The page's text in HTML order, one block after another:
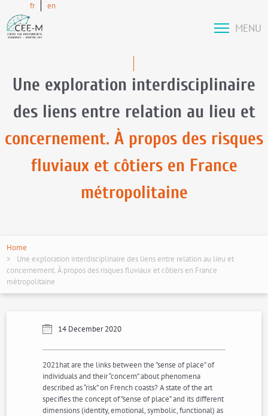
fr en
MENU
Une exploration interdisciplinaire
des liens entre relation au lieu et
concernement. À propos des risques
fluviaux et côtiers en France
métropolitaine
Home
Une exploration interdisciplinaire des liens entre relation au lieu et
concernement. À propos des risques fluviaux et côtiers en France
métropolitaine
14 December 2020
2021hat are the links between the ”sense of place” of
individuals and their “concern” about phenomena
described as “risk” on French coasts? A state of the art
specifies the concept of ”sense of place” and its different
dimensions (identity, emotional, symbolic, functional) as